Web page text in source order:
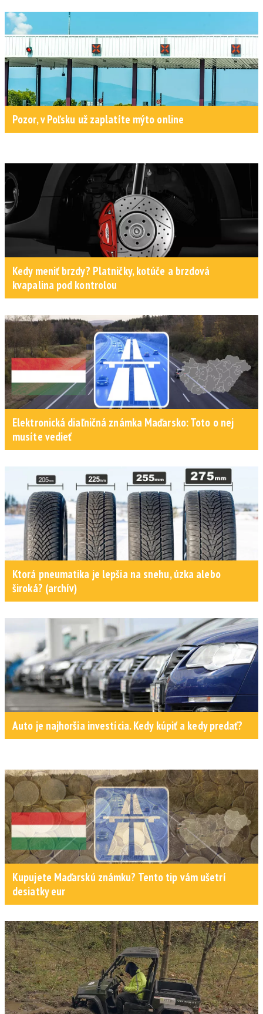
Pozor, v Poľsku už zaplatíte mýto online
Kedy meniť brzdy? Platničky, kotúče a brzdová
kvapalina pod kontrolou
Elektronická diaľničná známka Maďarsko: Toto o nej
musíte vedieť
Ktorá pneumatika je lepšia na snehu, úzka alebo
široká? (archív)
Auto je najhoršia investícia. Kedy kúpiť a kedy predať?
Kupujete Maďarskú známku? Tento tip vám ušetrí
desiatky eur